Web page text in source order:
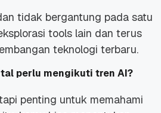
tidak bergantung pada satu
tools lain dan terus
teknologi terbaru.
perlu mengikuti tren AI?
penting untuk memahami